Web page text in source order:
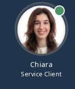
Chiara
Service Client